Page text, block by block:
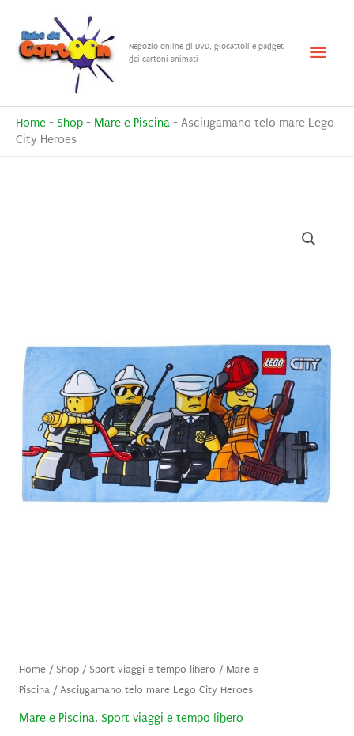
contenuto
Negozio online di DVD, giocattoli e gadget
dei cartoni animati
Menu
Home - Shop - Mare e Piscina - Asciugamano telo mare Lego
City Heroes
Home/ Shop/ Sport viaggi e tempo libero / Mare e
Piscina/ Asciugamano telo mare Lego City Heroes
Mare e Piscina, Sport viaggi e tempo libero